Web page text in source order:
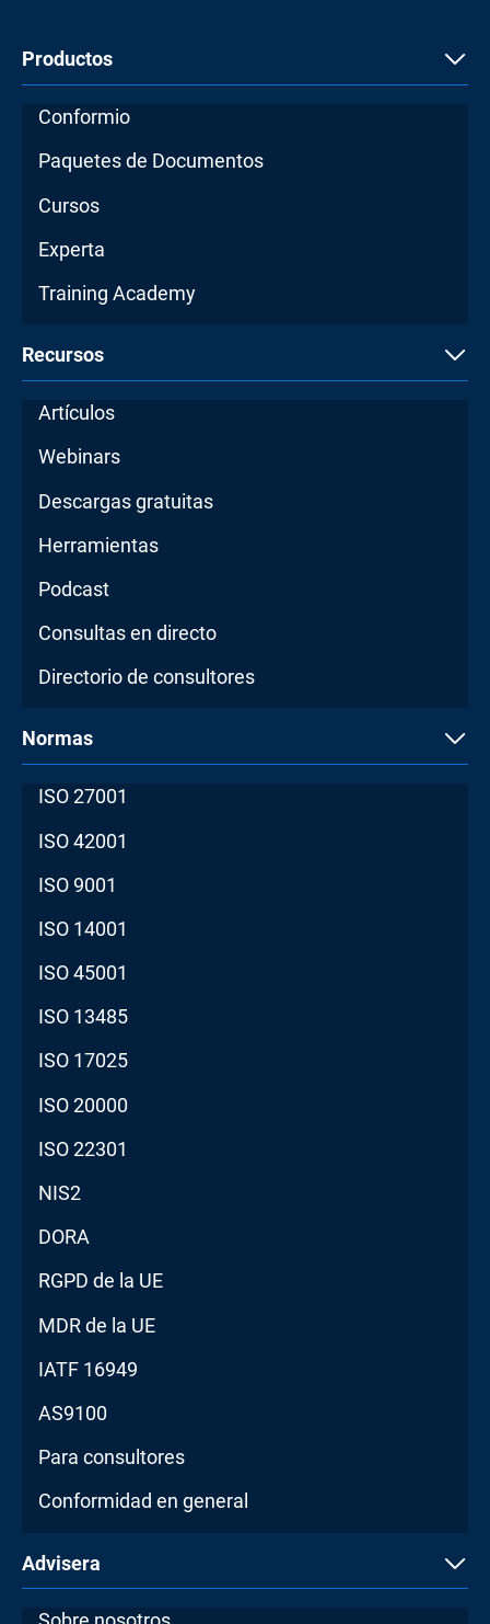
Productos
Conformio
Paquetes de Documentos
Cursos
Experta
Training Academy
Recursos
Artículos
Webinars
Descargas gratuitas
Herramientas
Podcast
Consultas en directo
Directorio de consultores
Normas
ISO 27001
ISO 42001
ISO 9001
ISO 14001
ISO 45001
ISO 13485
ISO 17025
ISO 20000
ISO 22301
NIS2
DORA
RGPD de la UE
MDR de la UE
IATF 16949
AS9100
Para consultores
Conformidad en general
Advisera